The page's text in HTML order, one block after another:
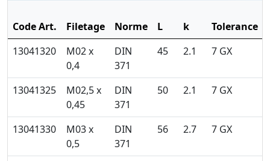
Code Art. Filetage Norme L k Tolerance
13041320
M02 x
0,4
DIN
371
45 2.1 7 GX
13041325
M02,5 x
0,45
DIN
371
50 2.1 7 GX
13041330
M03 x
0,5
DIN
371
56 2.7 7 GX